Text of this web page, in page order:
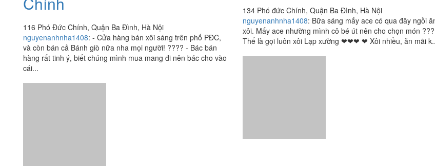
116 Phó Đức Chính, Quận Ba Đình, Hà Nội
và còn bán cả Bánh giò nữa nha mọi người! ???? - Bác bán
hàng rất tinh ý, biết chúng mình mua mang đi nên bác cho vào
cái...
xôi. Mấy ace nhường mình cô bé út nên cho chọn món ????
Thế là gọi luôn xôi Lạp xường ❤❤❤ ❤ Xôi nhiều, ăn mãi